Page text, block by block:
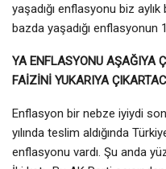
yaşadığı enflasyonu biz aylık
bazda yaşadığı enflasyonun
YA ENFLASYONU AŞAĞIYA
FAİZİNİ YUKARIYA
Enflasyon bir nebze iyiydi
yılında teslim aldığında
enflasyonu vardı. Şu anda